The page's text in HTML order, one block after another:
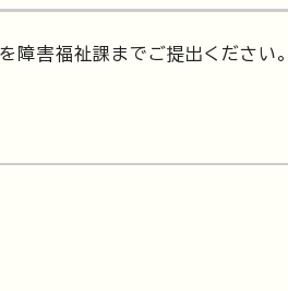
障害福祉課までご提出ください。